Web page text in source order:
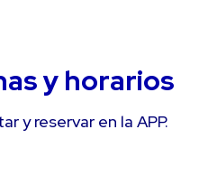
y horarios
y reservar en la APP.